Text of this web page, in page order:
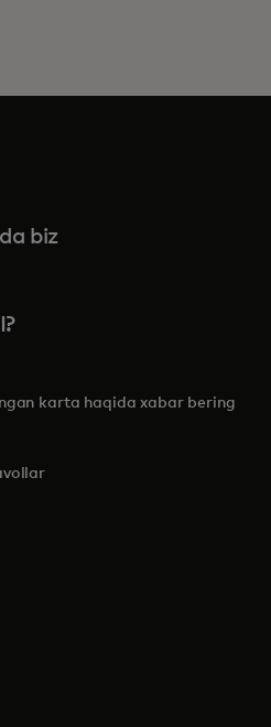
biz
karta haqida xabar bering
in a new tab